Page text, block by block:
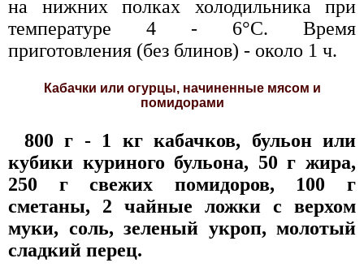
на нижних полках холодильника при
температуре 4 - 6°С. Время
приготовления (без блинов) - около 1 ч.
Кабачки или огурцы, начиненные мясом и
помидорами
800 г - 1 кг кабачков, бульон или
кубики куриного бульона, 50 г жира,
250 г свежих помидоров, 100 г
сметаны, 2 чайные ложки с верхом
муки, соль, зеленый укроп, молотый
сладкий перец.